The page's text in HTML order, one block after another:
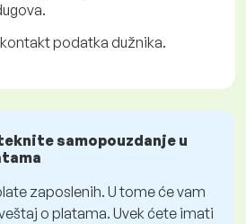
podatka dužnika.
samopouzdanje u
zaposlenih. U tome će vam
o platama. Uvek ćete imati